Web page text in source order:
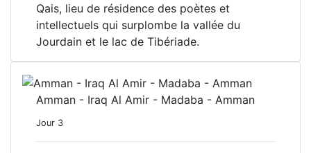
Qais, lieu de résidence des poètes et
intellectuels qui surplombe la vallée du
Jourdain et le lac de Tibériade.
Amman - Iraq Al Amir - Madaba - Amman
Jour 3